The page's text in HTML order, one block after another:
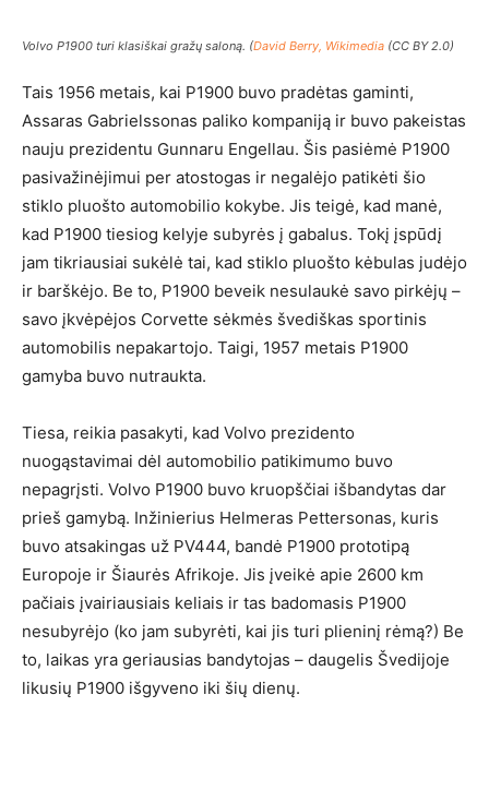
Volvo P1900 turi klasiškai gražų saloną. (David Berry, Wikimedia (CC BY 2.0)
Tais 1956 metais, kai P1900 buvo pradėtas gaminti,
Assaras Gabrielssonas paliko kompaniją ir buvo pakeistas
nauju prezidentu Gunnaru Engellau. Šis pasiėmė P1900
pasivažinėjimui per atostogas ir negalėjo patikėti šio
stiklo pluošto automobilio kokybe. Jis teigė, kad manė,
kad P1900 tiesiog kelyje subyrės į gabalus. Tokį įspūdį
jam tikriausiai sukėlė tai, kad stiklo pluošto kėbulas judėjo
ir barškėjo. Be to, P1900 beveik nesulaukė savo pirkėjų –
savo įkvėpėjos Corvette sėkmės švediškas sportinis
automobilis nepakartojo. Taigi, 1957 metais P1900
gamyba buvo nutraukta.
Tiesa, reikia pasakyti, kad Volvo prezidento
nuogąstavimai dėl automobilio patikimumo buvo
nepagrįsti. Volvo P1900 buvo kruopščiai išbandytas dar
prieš gamybą. Inžinierius Helmeras Pettersonas, kuris
buvo atsakingas už PV444, bandė P1900 prototipą
Europoje ir Šiaurės Afrikoje. Jis įveikė apie 2600 km
pačiais įvairiausiais keliais ir tas badomasis P1900
nesubyrėjo (ko jam subyrėti, kai jis turi plieninį rėmą?) Be
to, laikas yra geriausias bandytojas – daugelis Švedijoje
likusių P1900 išgyveno iki šių dienų.